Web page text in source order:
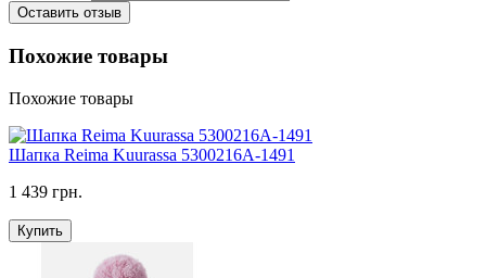
Оставить отзыв
Похожие товары
Похожие товары
Шапка Reima Kuurassa 5300216A-1491
1 439 грн.
Купить